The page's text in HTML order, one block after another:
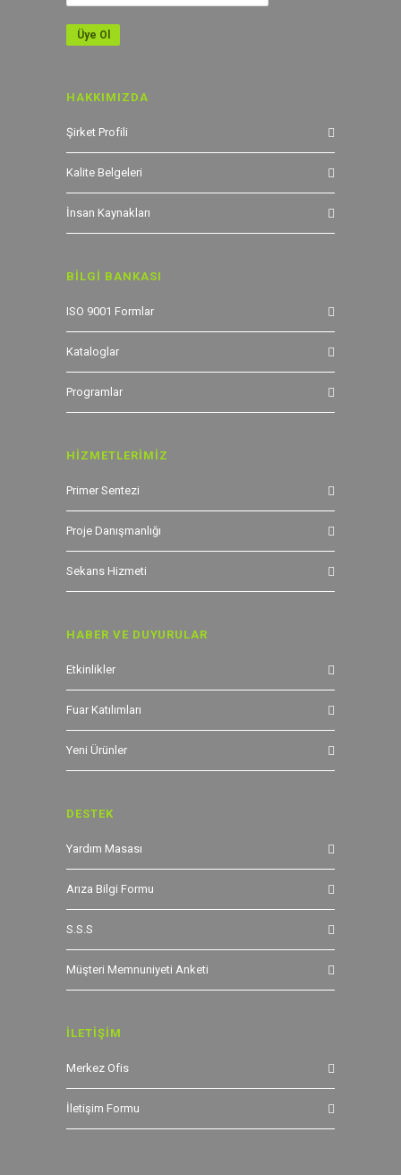
HAKKIMIZDA
Şirket Profili
Kalite Belgeleri
İnsan Kaynakları
BİLGİ BANKASI
ISO 9001 Formlar
Kataloglar
Programlar
HİZMETLERİMİZ
Primer Sentezi
Proje Danışmanlığı
Sekans Hizmeti
HABER VE DUYURULAR
Etkinlikler
Fuar Katılımları
Yeni Ürünler
DESTEK
Yardım Masası
Arıza Bilgi Formu
S.S.S
Müşteri Memnuniyeti Anketi
İLETİŞİM
Merkez Ofis
İletişim Formu